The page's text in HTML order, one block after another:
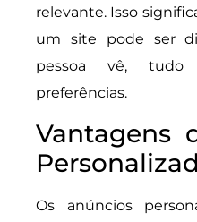
relevante. Isso
um site pode ser
pessoa vê, tudo
preferências.
Vantagens
Os anúncios